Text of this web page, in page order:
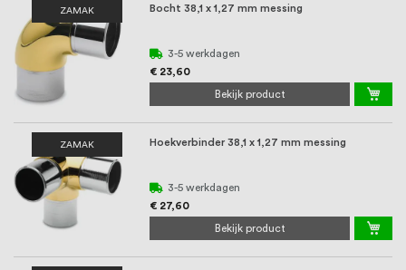
ZAMAK Bocht 38,1 x 1,27 mm messing
3-5 werkdagen
€ 23,60
Bekijk product
ZAMAK Hoekverbinder 38,1 x 1,27 mm messing
3-5 werkdagen
€ 27,60
Bekijk product